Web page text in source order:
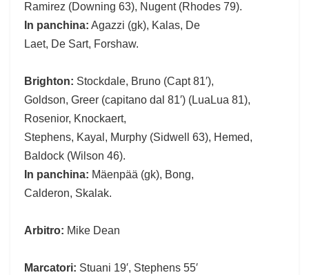
Ramirez (Downing 63), Nugent (Rhodes 79).
In panchina: Agazzi (gk), Kalas, De
Laet, De Sart, Forshaw.
Brighton: Stockdale, Bruno (Capt 81′),
Goldson, Greer (capitano dal 81′) (LuaLua 81),
Rosenior, Knockaert,
Stephens, Kayal, Murphy (Sidwell 63), Hemed,
Baldock (Wilson 46).
In panchina: Mäenpää (gk), Bong,
Calderon, Skalak.
Arbitro: Mike Dean
Marcatori: Stuani 19′, Stephens 55′